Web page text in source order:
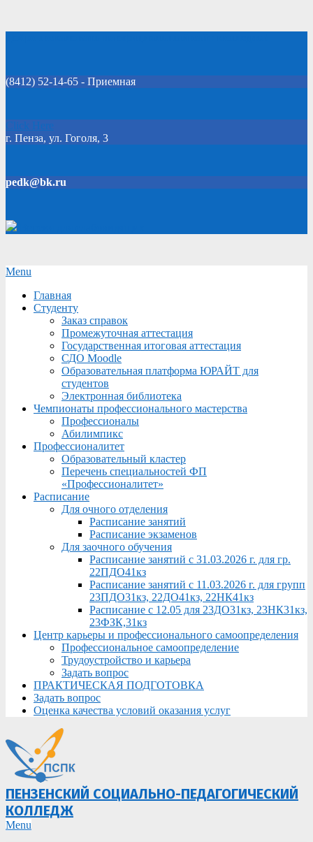
(8412) 52-14-65 - Приемная
Click Here
г. Пенза, ул. Гоголя, 3
pedk@bk.ru
Secondary
Menu
Menu
Главная
Студенту
Заказ справок
Промежуточная аттестация
Государственная итоговая аттестация
СДО Moodle
Образовательная платформа ЮРАЙТ для
студентов
Электронная библиотека
Чемпионаты профессионального мастерства
Профессионалы
Абилимпикс
Профессионалитет
Образовательный кластер
Перечень специальностей ФП
«Профессионалитет»
Расписание
Для очного отделения
Расписание занятий
Расписание экзаменов
Для заочного обучения
Расписание занятий с 31.03.2026 г. для гр.
22ПДО41кз
Расписание занятий с 11.03.2026 г. для групп
23ПДО31кз, 22ДО41кз, 22НК41кз
Расписание с 12.05 для 23ДО31кз, 23НК31кз,
23ФЗК,31кз
Центр карьеры и профессионального самоопределения
Профессиональное самоопределение
Трудоустройство и карьера
Задать вопрос
ПРАКТИЧЕСКАЯ ПОДГОТОВКА
Задать вопрос
Оценка качества условий оказания услуг
ПЕНЗЕНСКИЙ СОЦИАЛЬНО-ПЕДАГОГИЧЕСКИЙ
КОЛЛЕДЖ
Primary
Menu